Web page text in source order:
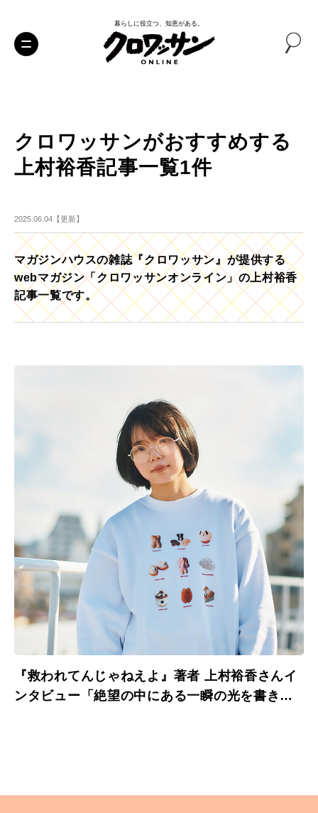
暮らしに役立つ、知恵がある。
クロワッサンがおすすめする
上村裕香記事一覧1件
2025.06.04【更新】
マガジンハウスの雑誌『クロワッサン』が提供する
webマガジン「クロワッサンオンライン」の上村裕香
記事一覧です。
『救われてんじゃねえよ』著者 上村裕香さんイ
ンタビュー「絶望の中にある一瞬の光を書きた